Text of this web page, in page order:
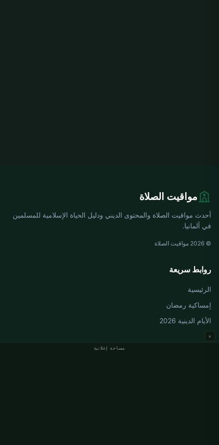
مساحة إعلانية
×
مواقيت الصلاة
أحدث مواقيت الصلاة والمحتوى الديني ودليل الحياة الإسلامية للمسلمين
في ألمانيا.
© 2026 مواقيت الصلاة
روابط سريعة
الرئيسية
إمساكية رمضان
الأيام الدينية 2026